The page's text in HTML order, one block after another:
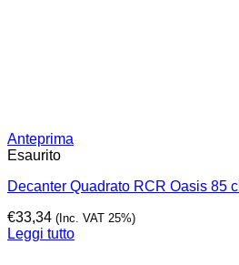
Anteprima
Esaurito
Decanter Quadrato RCR Oasis 85 cl
€33,34 (Inc. VAT 25%)
Leggi tutto